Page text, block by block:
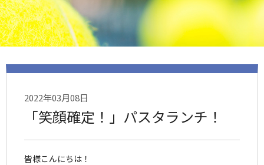
2022年03月08日
「笑顔確定！」パスタランチ！
皆様こんにちは！